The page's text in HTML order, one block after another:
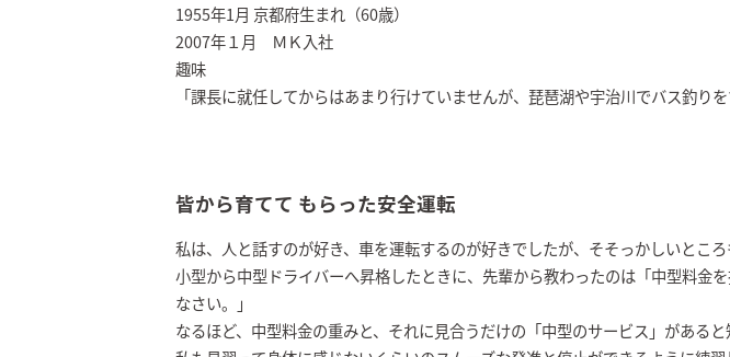
1955年1月 京都府生まれ（60歳）
2007年１月 ＭＫ入社
趣味
「課長に就任してからはあまり行けていませんが、琵琶湖や宇治川でバス釣りを
皆から育てて もらった安全運転
私は、人と話すのが好き、車を運転するのが好きでしたが、そそっかしいところ
小型から中型ドライバーへ昇格したときに、先輩から教わったのは「中型料金
なさい。」
なるほど、中型料金の重みと、それに見合うだけの「中型のサービス」があると